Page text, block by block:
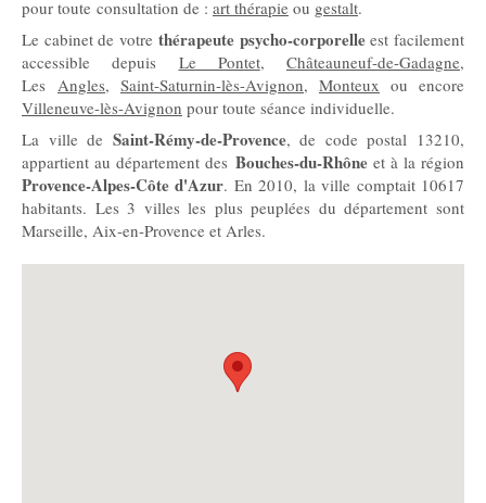
pour toute consultation de : art thérapie ou gestalt.
Le cabinet de votre thérapeute psycho-corporelleest facilement
accessible depuis Le Pontet, Châteauneuf-de-Gadagne,
Les Angles, Saint-Saturnin-lès-Avignon, Monteux ou encore
Villeneuve-lès-Avignon pour toute séance individuelle.
La ville de Saint-Rémy-de-Provence, de code postal 13210,
appartient au département des Bouches-du-Rhôneet à la région
Provence-Alpes-Côte d'Azur. En 2010, la ville comptait 10617
habitants. Les 3 villes les plus peuplées du département sont
Marseille, Aix-en-Provence et Arles.